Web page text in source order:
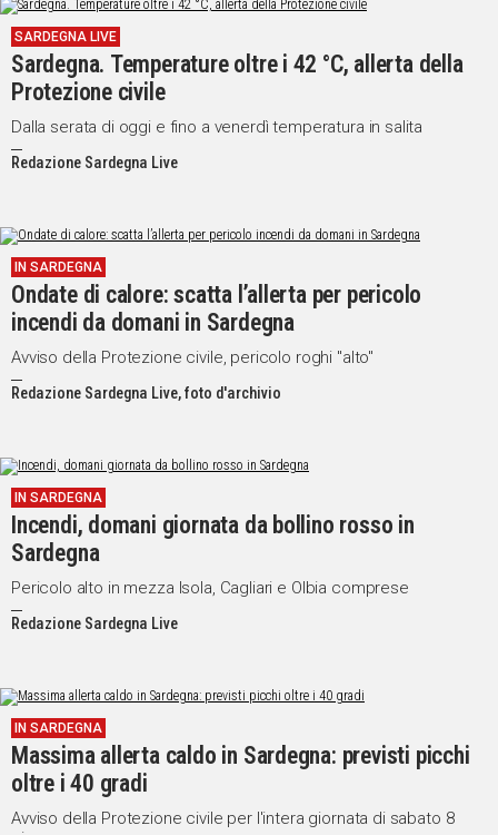
SARDEGNA LIVE
Sardegna. Temperature oltre i 42 °C, allerta della
Protezione civile
Dalla serata di oggi e fino a venerdì temperatura in salita
Redazione Sardegna Live
IN SARDEGNA
Ondate di calore: scatta l’allerta per pericolo
incendi da domani in Sardegna
Avviso della Protezione civile, pericolo roghi "alto"
Redazione Sardegna Live, foto d'archivio
IN SARDEGNA
Incendi, domani giornata da bollino rosso in
Sardegna
Pericolo alto in mezza Isola, Cagliari e Olbia comprese
Redazione Sardegna Live
IN SARDEGNA
Massima allerta caldo in Sardegna: previsti picchi
oltre i 40 gradi
Avviso della Protezione civile per l'intera giornata di sabato 8